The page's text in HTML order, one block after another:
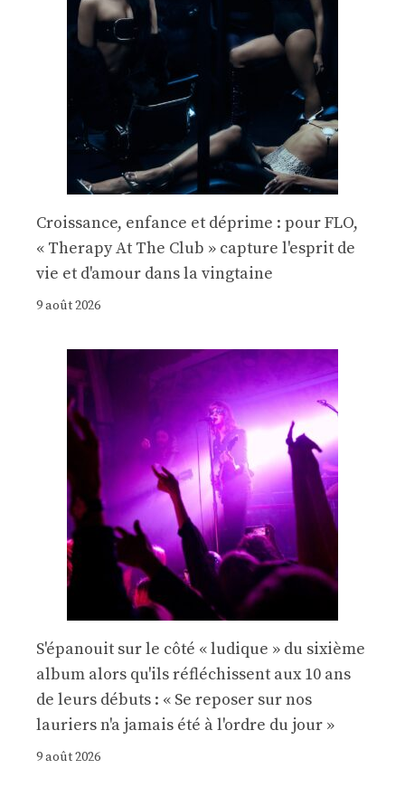
Croissance, enfance et déprime : pour FLO,
« Therapy At The Club » capture l'esprit de
vie et d'amour dans la vingtaine
9 août 2026
S'épanouit sur le côté « ludique » du sixième
album alors qu'ils réfléchissent aux 10 ans
de leurs débuts : « Se reposer sur nos
lauriers n'a jamais été à l'ordre du jour »
9 août 2026